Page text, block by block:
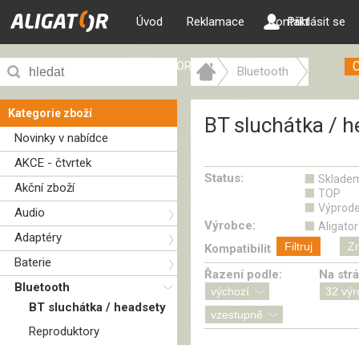
Úvod Reklamace Kontakt
ALIGATOR web
Přihlásit se
Kategorie zboží
Novinky v nabídce
AKCE - čtvrtek
Akční zboží
Audio
Adaptéry
Baterie
Bluetooth
BT sluchátka / headsety
Reproduktory
Bluetooth
BT sluchátka /
Status:
TOP
Výrobce: Aligator
Kompatibilita: Filtruj
Řazení podle: Na